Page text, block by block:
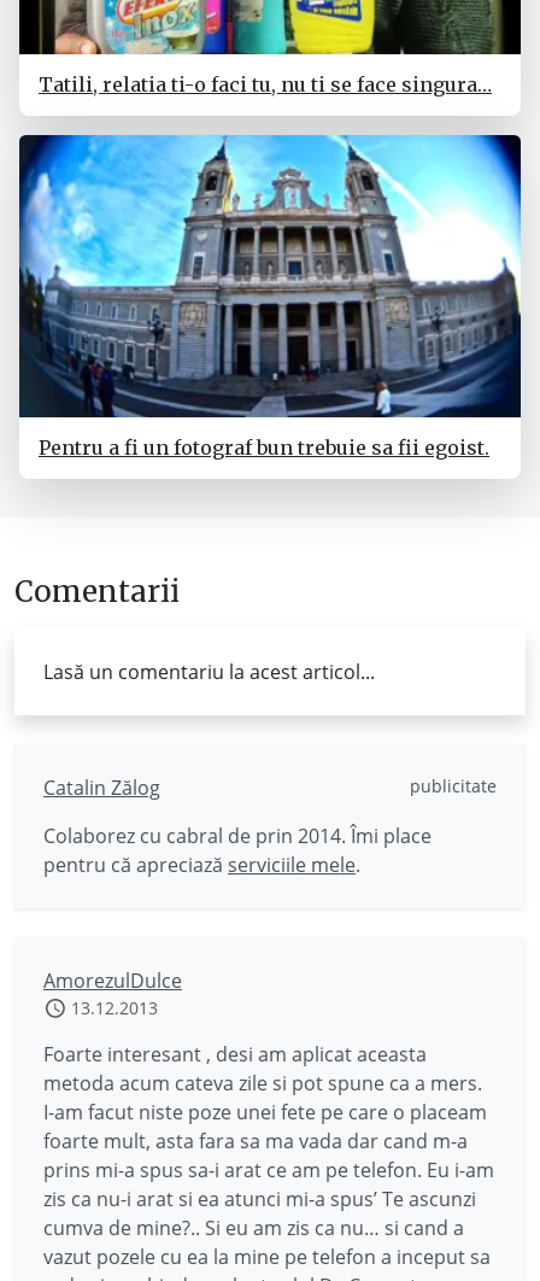
Tatili, relatia ti-o faci tu, nu ti se face singura…
Pentru a fi un fotograf bun trebuie sa fii egoist.
Comentarii
Lasă un comentariu la acest articol...
Catalin Zălog publicitate
Colaborez cu cabral de prin 2014. Îmi place
pentru că apreciază serviciile mele.
AmorezulDulce
13.12.2013
Foarte interesant , desi am aplicat aceasta
metoda acum cateva zile si pot spune ca a mers.
I-am facut niste poze unei fete pe care o placeam
foarte mult, asta fara sa ma vada dar cand m-a
prins mi-a spus sa-i arat ce am pe telefon. Eu i-am
zis ca nu-i arat si ea atunci mi-a spus’ Te ascunzi
cumva de mine?.. Si eu am zis ca nu… si cand a
vazut pozele cu ea la mine pe telefon a inceput sa